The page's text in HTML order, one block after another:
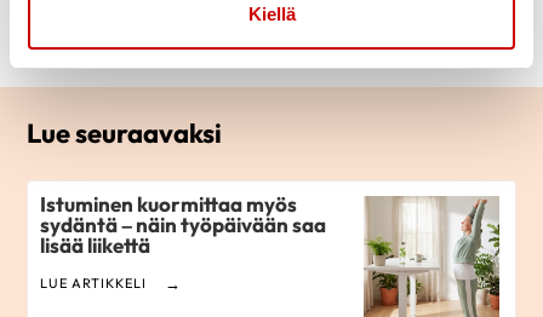
Kiellä
Lue seuraavaksi
Istuminen kuormittaa myös
sydäntä – näin työpäivään saa
lisää liikettä
LUE ARTIKKELI